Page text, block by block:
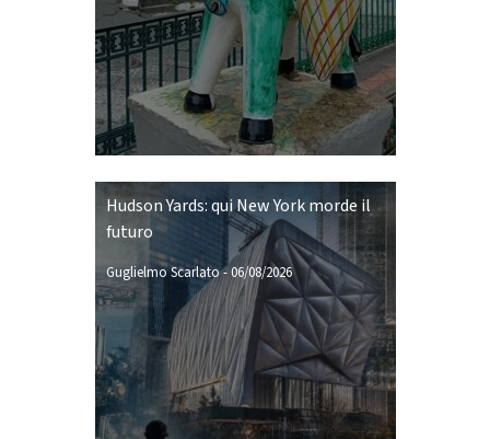
Hudson Yards: qui New York morde il
futuro
Guglielmo Scarlato-06/08/2026